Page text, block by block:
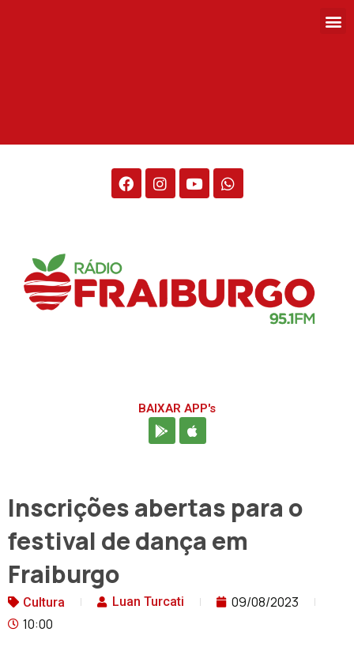
BAIXAR APP's
Inscrições abertas para o
festival de dança em
Fraiburgo
Cultura Luan Turcati
09/08/2023
10:00